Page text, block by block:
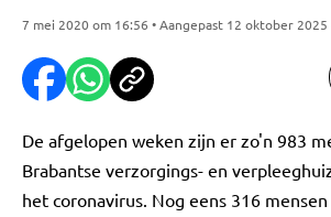
7 mei 2020 om 16:56 • Aangepast 12 oktober 2025
De afgelopen weken zijn er zo'n 983
Brabantse verzorgings- en
het coronavirus. Nog eens 316